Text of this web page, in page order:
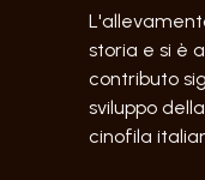
storia e si è
contributo
sviluppo
cinofila